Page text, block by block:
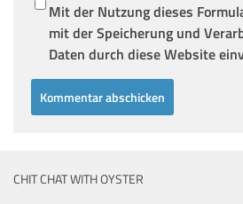
Mit der Nutzung dieses
mit der Speicherung und
Daten durch diese Website
CHIT CHAT WITH OYSTER